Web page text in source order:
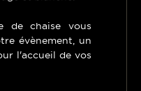
de chaise vous
évènement, un
l'accueil de vos